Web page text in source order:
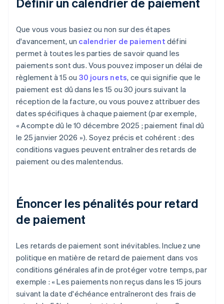
Que vous vous basiez ou non sur des étapes
d'avancement, un calendrier de paiement défini
permet à toutes les parties de savoir quand les
paiements sont dus. Vous pouvez imposer un délai de
règlement à 15 ou 30 jours nets, ce qui signifie que le
paiement est dû dans les 15 ou 30 jours suivant la
réception de la facture, ou vous pouvez attribuer des
dates spécifiques à chaque paiement (par exemple,
« Acompte dû le 10 décembre 2025 ; paiement final dû
le 25 janvier 2026 »). Soyez précis et cohérent : des
conditions vagues peuvent entraîner des retards de
paiement ou des malentendus.
Énoncer les pénalités pour retard
de paiement
Les retards de paiement sont inévitables. Incluez une
politique en matière de retard de paiement dans vos
conditions générales afin de protéger votre temps, par
exemple : « Les paiements non reçus dans les 15 jours
suivant la date d'échéance entraîneront des frais de